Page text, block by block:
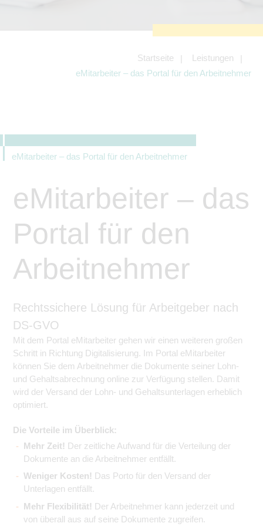
Startseite
Leistungen
eMitarbeiter – das Portal für den Arbeitnehmer
eMitarbeiter – das Portal für den Arbeitnehmer
eMitarbeiter – das
Portal für den
Arbeitnehmer
Rechtssichere Lösung für Arbeitgeber nach
DS-GVO
Mit dem Portal eMitarbeiter gehen wir einen weiteren großen
Schritt in Richtung Digitalisierung. Im Portal eMitarbeiter
können Sie dem Arbeitnehmer die Dokumente seiner Lohn-
und Gehaltsabrechnung online zur Verfügung stellen. Damit
wird der Versand der Lohn- und Gehaltsunterlagen erheblich
optimiert.
Die Vorteile im Überblick:
Mehr Zeit! Der zeitliche Aufwand für die Verteilung der
Dokumente an die Arbeitnehmer entfällt.
Weniger Kosten! Das Porto für den Versand der
Unterlagen entfällt.
Mehr Flexibilität! Der Arbeitnehmer kann jederzeit und
von überall aus auf seine Dokumente zugreifen.
Angebotes einschließlich der
Angeboten von z.B. Facebook und